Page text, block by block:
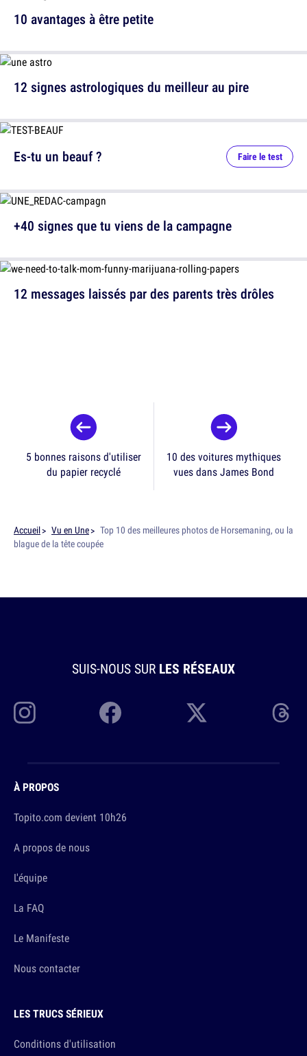
10 avantages à être petite
12 signes astrologiques du meilleur au pire
12 messages laissés par des parents très drôles
Es-tu un beauf ? Faire le test
+40 signes que tu viens de la campagne
5 bonnes raisons d'utiliser
du papier recyclé
10 des voitures mythiques
vues dans James Bond
Accueil Vu en Une
Top 10 des meilleures photos de Horsemaning, ou la
blague de la tête coupée
SUIS-NOUS SUR LES RÉSEAUX
À PROPOS
Topito.com devient 10h26
A propos de nous
L'équipe
La FAQ
Le Manifeste
Nous contacter
LES TRUCS SÉRIEUX
Conditions d'utilisation